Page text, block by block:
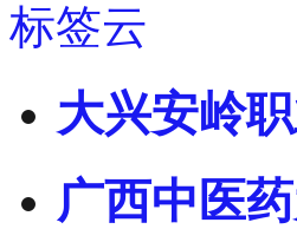
标签云
大兴安岭
广西中医